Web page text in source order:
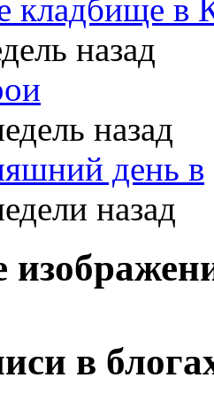
кладбище в
назад
назад
день в
назад
в